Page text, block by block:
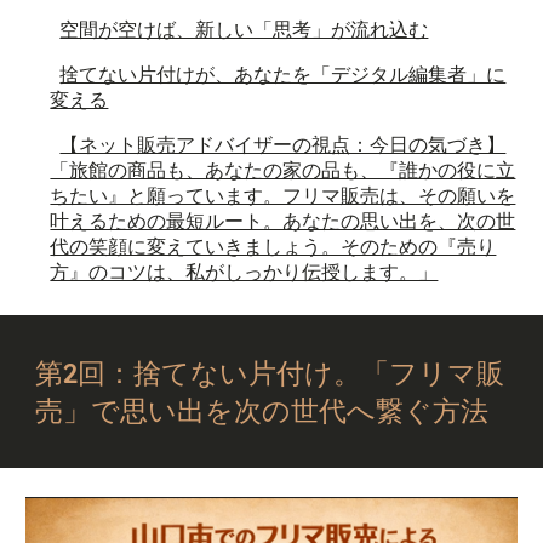
空間が空けば、新しい「思考」が流れ込む
捨てない片付けが、あなたを「デジタル編集者」に
変える
【ネット販売アドバイザーの視点：今日の気づき】
「旅館の商品も、あなたの家の品も、『誰かの役に立
ちたい』と願っています。フリマ販売は、その願いを
叶えるための最短ルート。あなたの思い出を、次の世
代の笑顔に変えていきましょう。そのための『売り
方』のコツは、私がしっかり伝授します。」
第2回：捨てない片付け。「フリマ販
売」で思い出を次の世代へ繋ぐ方法